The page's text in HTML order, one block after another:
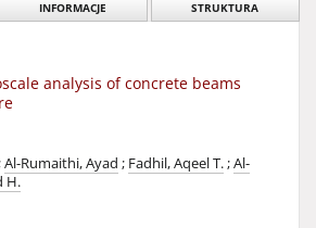
INFORMACJE STRUKTURA
analysis of concrete beams
Al-Rumaithi, Ayad ; Fadhil, Aqeel T.;Al-
H.